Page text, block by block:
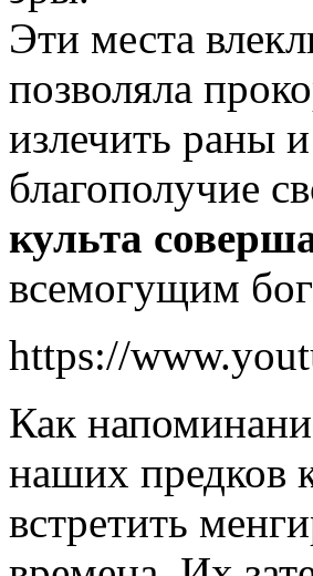
Эти места
позволяла
излечить раны
благополучие
культа
всемогущим
https://
Как
наших предков
встретить